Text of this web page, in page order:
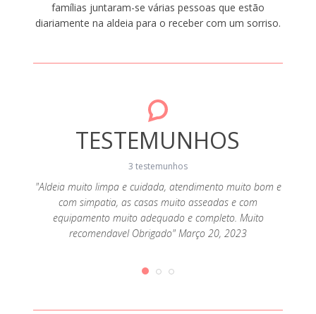
famílias juntaram-se várias pessoas que estão
diariamente na aldeia para o receber com um sorriso.
TESTEMUNHOS
3 testemunhos
"Aldeia muito limpa e cuidada, atendimento muito bom e
com simpatia, as casas muito asseadas e com
equipamento muito adequado e completo. Muito
recomendavel Obrigado" Março 20, 2023